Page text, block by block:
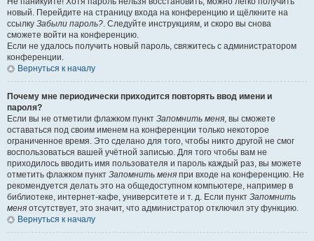
новый. Перейдите на страницу входа на конференцию и щёлкните на
ссылку Забыли пароль?. Следуйте инструкциям, и скоро вы снова
сможете войти на конференцию.
Если не удалось получить новый пароль, свяжитесь с администратором
конференции.
Вернуться к началу
Почему мне периодически приходится повторять ввод имени и
пароля?
Если вы не отметили флажком пункт Запомнить меня, вы сможете
оставаться под своим именем на конференции только некоторое
ограниченное время. Это сделано для того, чтобы никто другой не смог
воспользоваться вашей учётной записью. Для того чтобы вам не
приходилось вводить имя пользователя и пароль каждый раз, вы можете
отметить флажком пункт Запомнить меня при входе на конференцию. Не
рекомендуется делать это на общедоступном компьютере, например в
библиотеке, интернет-кафе, университете и т. д. Если пункт Запомнить
меня отсутствует, это значит, что администратор отключил эту функцию.
Вернуться к началу